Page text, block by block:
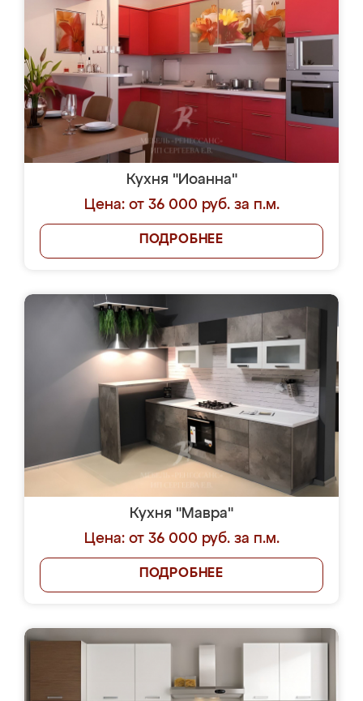
Кухня "Иоанна"
Цена: от 36 000 руб. за п.м.
ПОДРОБНЕЕ
Кухня "Мавра"
Цена: от 36 000 руб. за п.м.
ПОДРОБНЕЕ